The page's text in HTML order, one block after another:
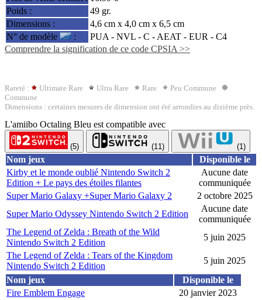
Poids :
49 gr.
Dimensions :
4,6 cm x 4,0 cm x 6,5 cm
N° de modèle
: PUA - NVL - C - AEAT - EUR - C4
Comprendre la signification de ce code CPSIA >>
Rareté : Ultimate Rare Ultra Rare Rare
Peu Commune
Commune
Dimensions : certaines mesures de dimension ont été arrondies au dizième près.
L'amiibo Octaling Bleu est compatible avec
(5) (11) (1)
Nom jeux
Disponible le
Kirby et le monde oublié Nintendo Switch 2
Edition + Le pays des étoiles filantes
Aucune date
communiquée
Super Mario Galaxy +Super Mario Galaxy 2
2 octobre 2025
Super Mario Odyssey Nintendo Switch 2 Edition
Aucune date
communiquée
The Legend of Zelda : Breath of the Wild
Nintendo Switch 2 Edition
5 juin 2025
The Legend of Zelda : Tears of the Kingdom
Nintendo Switch 2 Edition
5 juin 2025
Nom jeux
Disponible le
Fire Emblem Engage
20 janvier 2023